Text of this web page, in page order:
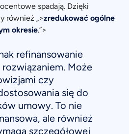
spadają. Dzięki
również „>zredukować ogólne
okresie.”>
refinansowanie
Może
czy
się do
umowy. To nie
ale również
szczegółowej